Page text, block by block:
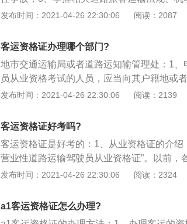
4、取得相应的机动车驾驶证1年以上；5、经
发布时间：2021-04-26 22:30:06 阅读：2087
客运资格证办理哪个部门?
地市交通运输局或者道路运知输管理处：1
员从业资格考试的人员，应当向其户籍地或
机构提出申请，填写《经营性道路客货运输
3、申请参加道路旅客运输驾驶员从业资格考
管部门出具的3年内无重大容以上交通责任事
发布时间：2021-04-26 22:30:06 阅读：2139
客运资格证好考吗?
客运资格证是好考的：1、从业资格证的介绍
营业性道路运输驾驶员从业资格证”。以前，
上岗证，有的叫准驾证等，从2002年7月开始
对交通运输资格的确认。也就是说没有从业
2、从业资格证类别：货运、客运。货运的
发布时间：2021-04-26 22:30:06 阅读：2324
a1客运资格证怎么办理?